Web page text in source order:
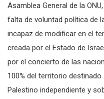
Asamblea General de la
falta de voluntad política de
incapaz de modificar en el
creada por el Estado de
por el concierto de las
100% del territorio
Palestino independiente y